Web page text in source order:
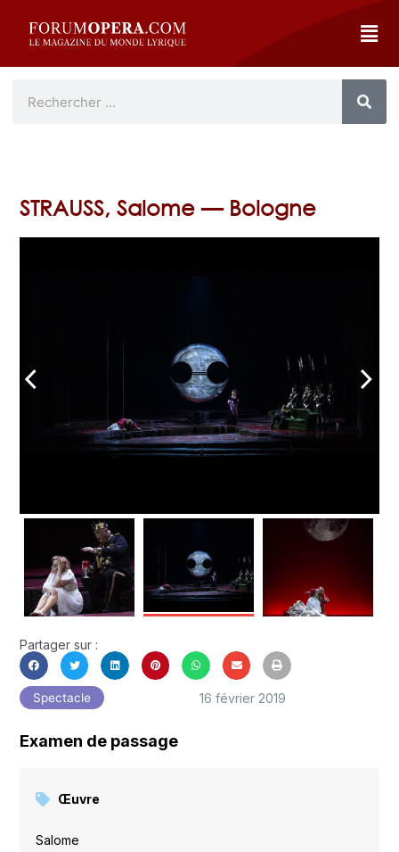
STRAUSS, Salome — Bologne
arrow_back_ios arrow_forward_ios
Partager sur :
Spectacle 16 février 2019
Examen de passage
Œuvre
Salome